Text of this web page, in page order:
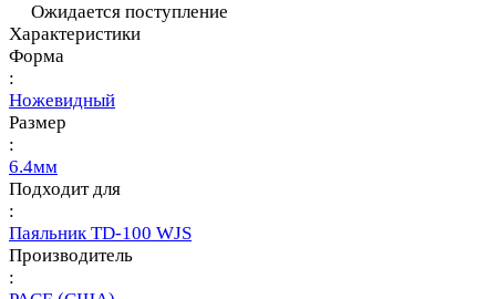
Ожидается поступление
Характеристики
Форма
:
Ножевидный
Размер
:
6.4мм
Подходит для
:
Паяльник TD-100 WJS
Производитель
: